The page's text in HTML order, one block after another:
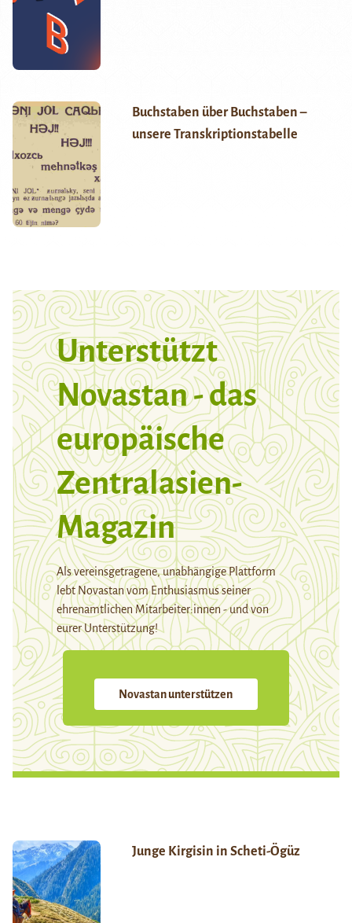
Buchstaben über Buchstaben –
unsere Transkriptionstabelle
Unterstützt
Novastan - das
europäische
Zentralasien-
Magazin
Als vereinsgetragene, unabhängige Plattform
lebt Novastan vom Enthusiasmus seiner
ehrenamtlichen Mitarbeiter:innen - und von
eurer Unterstützung!
Novastan unterstützen
Junge Kirgisin in Scheti-Ögüz